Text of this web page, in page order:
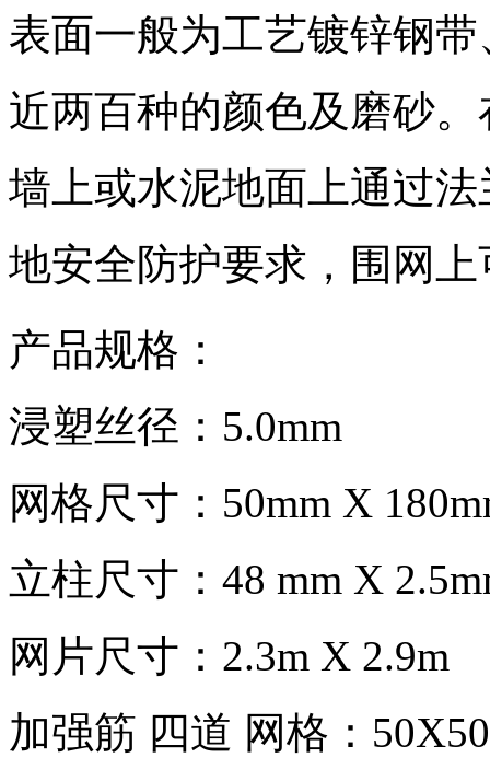
表面一般为工艺镀锌钢
近两百种的颜色及磨砂
墙上或水泥地面上通过
地安全防护要求，围网
产品规格：
浸塑丝径：5.0mm
网格尺寸：50mm X
立柱尺寸：48 mm X
网片尺寸：2.3m X 2.9m
加强筋 四道 网格：